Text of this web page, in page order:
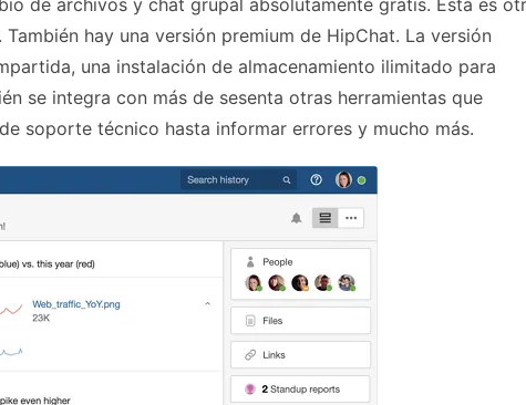
de archivos y chat grupal absolutamente gratis. Esta es
hay una versión premium de HipChat. La versión
una instalación de almacenamiento ilimitado para
se integra con más de sesenta otras herramientas que
soporte técnico hasta informar errores y mucho más.